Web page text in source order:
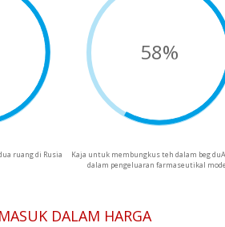
ruang di Rusia
58%
Kaja untuk membungkus teh dalam beg
dalam pengeluaran farmaseutikal
DALAM HARGA